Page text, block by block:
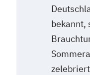
bekannt,